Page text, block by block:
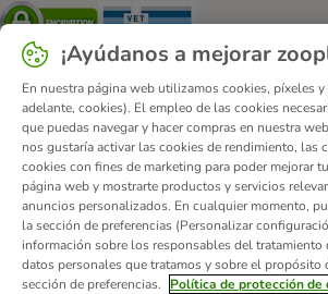
Security
Quiénes somos Empleo Corporate
Condiciones comerciales generales
DSA
Formulario de desistimiento
Contacto
Gastos de envío y plazo de entrega
Formas
Programa de afiliación
Protección de datos
¡Ayúdanos a mejorar
En nuestra página web utilizamos cookies, píxeles
adelante, cookies). El empleo de las cookies
que puedas navegar y hacer compras en nuestra
nos gustaría activar las cookies de rendimiento, las
cookies con fines de marketing para poder mejorar
página web y mostrarte productos y servicios
anuncios personalizados. En cualquier momento,
la sección de preferencias (Personalizar
información sobre los responsables del
datos personales que tratamos y sobre el propósito
sección de preferencias.
Política de protección de